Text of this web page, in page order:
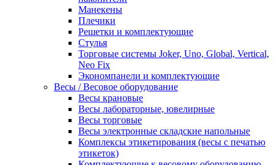
Манекены
Плечики
Решетки и комплектующие
Стулья
Торговые системы Joker, Uno, Global, Vertical,
Neo Fix
Экономпанели и комплектующие
Весы / Весовое оборудование
Весы крановые
Весы лабораторные, ювелирные
Весы торговые
Весы электронные складские напольные
Комплексы этикетирования (весы с печатью
этикеток)